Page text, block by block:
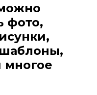
фото,
многое